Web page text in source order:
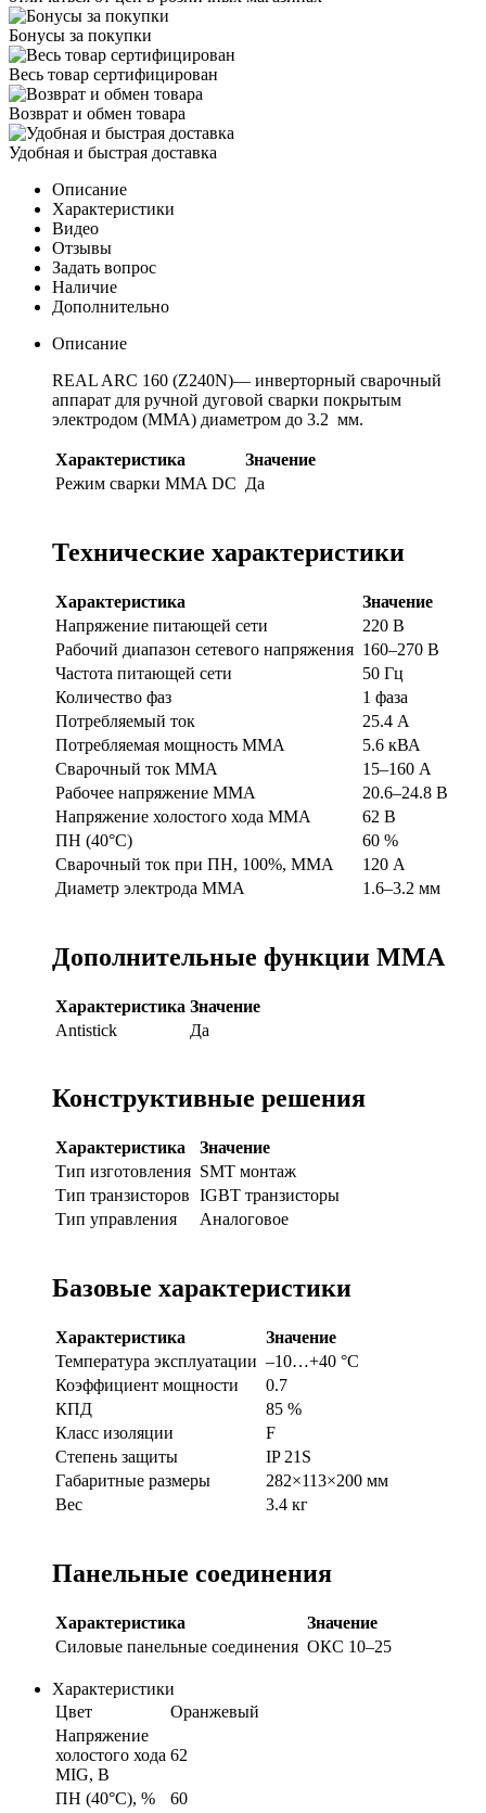
Бонусы за покупки
Весь товар сертифицирован
Возврат и обмен товара
Удобная и быстрая доставка
Описание
Характеристики
Видео
Отзывы
Задать вопрос
Наличие
Дополнительно
Описание
REAL ARC 160 (Z240N)— инверторный сварочный
аппарат для ручной дуговой сварки покрытым
электродом (MMA) диаметром до 3.2 мм.
Характеристика
Значение
Режим сварки MMA DC Да
Технические характеристики
Характеристика
Значение
Напряжение питающей сети
220 В
Рабочий диапазон сетевого напряжения 160–270 В
Частота питающей сети
50 Гц
Количество фаз
1 фаза
Потребляемый ток
25.4 А
Потребляемая мощность ММА
5.6 кВА
Сварочный ток MMA
15–160 А
Рабочее напряжение MMA
20.6–24.8 В
Напряжение холостого хода MMA
62 В
ПН (40°C)
60 %
Сварочный ток при ПН, 100%, MMA
120 А
Диаметр электрода MMA
1.6–3.2 мм
Дополнительные функции MMA
Характеристика Значение
Antistick
Да
Конструктивные решения
Характеристика
Значение
Тип изготовления SMT монтаж
Тип транзисторов IGBT транзисторы
Тип управления
Аналоговое
Базовые характеристики
Характеристика
Значение
Температура эксплуатации –10…+40 °C
Коэффициент мощности
0.7
КПД
85 %
Класс изоляции
F
Степень защиты
IP 21S
Габаритные размеры
282×113×200 мм
Вес
3.4 кг
Панельные соединения
Характеристика
Значение
Силовые панельные соединения ОКС 10–25
Характеристики
Цвет
Оранжевый
Напряжение
холостого хода
MIG, В
62
ПН (40°C), %
60